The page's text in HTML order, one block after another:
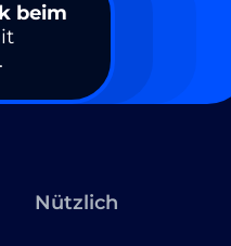
beim
Nützlich